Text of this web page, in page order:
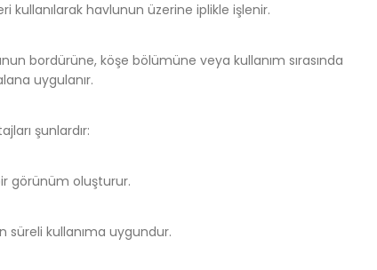
kullanılarak havlunun üzerine iplikle işlenir.
bordürüne, köşe bölümüne veya kullanım sırasında
uygulanır.
şunlardır:
görünüm oluşturur.
süreli kullanıma uygundur.